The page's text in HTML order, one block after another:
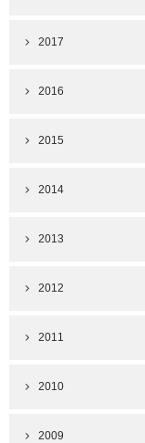
2017
2016
2015
2014
2013
2012
2011
2010
2009